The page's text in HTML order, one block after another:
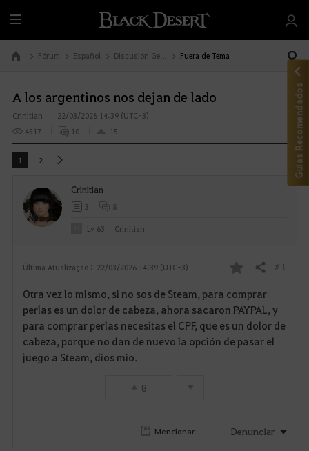
T
u
d
Ir à Página Inicial Fórum Español Fuera de Tema
A los argentinos nos dejan de lado
Crinitian
22/03/2026 14:39 (UTC-3)
4517
10 15
1 2 next
Última Atualização : 22/03/2026 14:39 (UTC-3)
a
v
t
Compartilhar # 1
Otra vez lo mismo, si no sos de Steam, para comprar
perlas es un dolor de cabeza, ahora sacaron PAYPAL, y
para comprar perlas necesitas el CPF, que es un dolor de
cabeza, porque no dan de nuevo la opción de pasar el
juego a Steam, dios mio.
8
Crinitian
3 8
Lv 63 Crinitian
Mencionar Denunciar
Guias Recomendados